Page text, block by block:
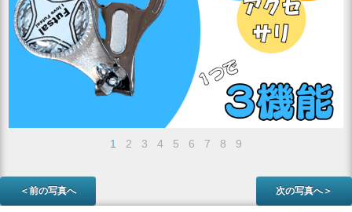
1 2 3 4 5 6 7 8 9
＜前の写真へ 次の写真へ＞